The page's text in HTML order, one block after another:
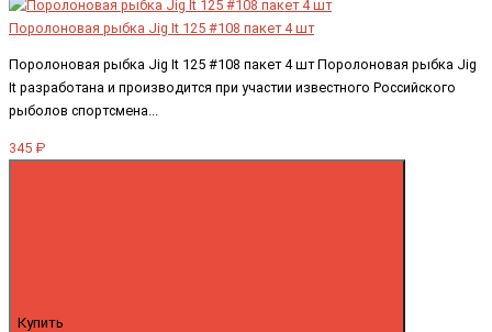
Поролоновая рыбка Jig It 125 #108 пакет 4 шт
Поролоновая рыбка Jig It 125 #108 пакет 4 шт Поролоновая рыбка Jig
It разработана и производится при участии известного Российского
рыболов спортсмена...
345 ₽
Купить